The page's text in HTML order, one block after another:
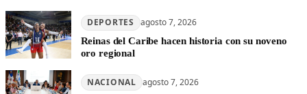
DEPORTES agosto 7, 2026
Reinas del Caribe hacen historia con su noveno
oro regional
NACIONAL agosto 7, 2026